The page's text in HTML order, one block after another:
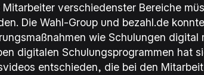
Mitarbeiter verschiedenster Bereiche
Die Wahl-Group und bezahl.de
wie Schulungen digital
digitalen Schulungsprogrammen hat
entschieden, die bei den